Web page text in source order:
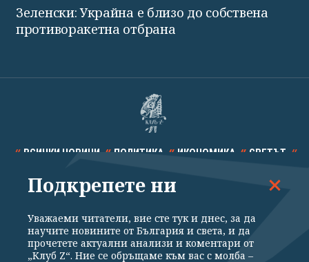
Зеленски: Украйна е близо до собствена
противоракетна отбрана
ВСИЧКИ НОВИНИ ПОЛИТИКА ИКОНОМИКА СВЕТЪТ
СПОРТ КУЛТУРА ТЕХНОЛОГИИ КАЛЕЙДОСКОП
Подкрепете ни
Уважаеми читатели, вие сте тук и днес, за да
научите новините от България и света, и да
прочетете актуални анализи и коментари от
„Клуб Z“. Ние се обръщаме към вас с молба –